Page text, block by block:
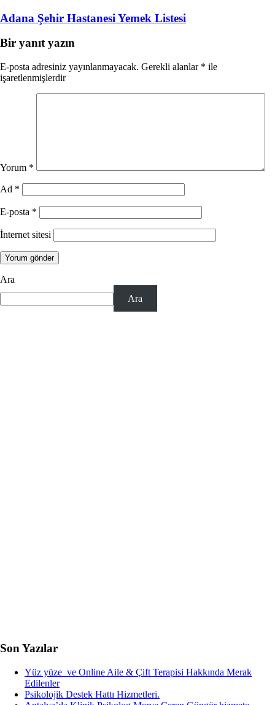
Adana Şehir Hastanesi Yemek Listesi
Bir yanıt yazın
E-posta adresiniz yayınlanmayacak. Gerekli alanlar * ile
işaretlenmişlerdir
Yorum *
Ad *
E-posta *
İnternet sitesi
Ara
Ara
Son Yazılar
Yüz yüze ve Online Aile & Çift Terapisi Hakkında Merak
Edilenler
Psikolojik Destek Hattı Hizmetleri.